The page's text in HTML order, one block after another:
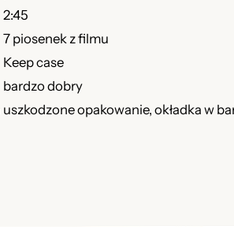
2:45
7 piosenek z filmu
Keep case
bardzo dobry
uszkodzone opakowanie, okładka w